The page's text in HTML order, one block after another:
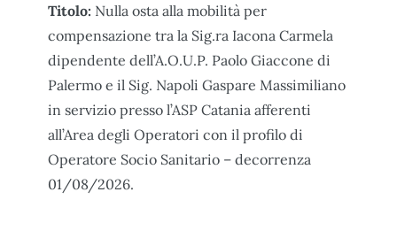
Titolo: Nulla osta alla mobilità per
compensazione tra la Sig.ra Iacona Carmela
dipendente dell’A.O.U.P. Paolo Giaccone di
Palermo e il Sig. Napoli Gaspare Massimiliano
in servizio presso l’ASP Catania afferenti
all’Area degli Operatori con il profilo di
Operatore Socio Sanitario – decorrenza
01/08/2026.